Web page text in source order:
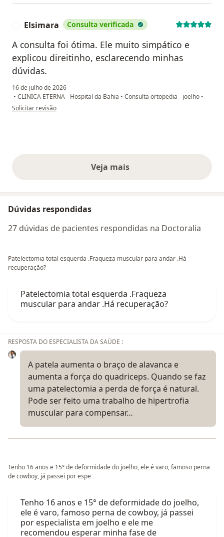
Elsimara Consulta verificada
A consulta foi ótima. Ele muito simpático e
explicou direitinho, esclarecendo minhas
dúvidas.
16 de julho de 2026
• CLINICA ETERNA - Hospital da Bahia • Consulta ortopedia - joelho •
na opinião do utilizador Elsimara
Solicitar revisão
Veja maisopiniões acima
Dúvidas respondidas
27 dúvidas de pacientes respondidas na Doctoralia
Patelectomia total esquerda .Fraqueza muscular para andar .Há
recuperação?
Patelectomia total esquerda .Fraqueza
muscular para andar .Há recuperação?
RESPOSTA DO ESPECIALISTA DA SAÚDE :
A patela aumenta o braço de alavanca e
aumenta a força do quadriceps. Quando se faz
uma patelectomia a perda de força é natural.
Pode ser feito uma trabalho de hipertrofia
muscular para compensar…
Tenho 16 anos e 15° de deformidade do joelho, ele é varo, famoso perna
de cowboy, já passei por espe
Tenho 16 anos e 15° de deformidade do joelho,
ele é varo, famoso perna de cowboy, já passei
por especialista em joelho e ele me
recomendou esperar minha fase de